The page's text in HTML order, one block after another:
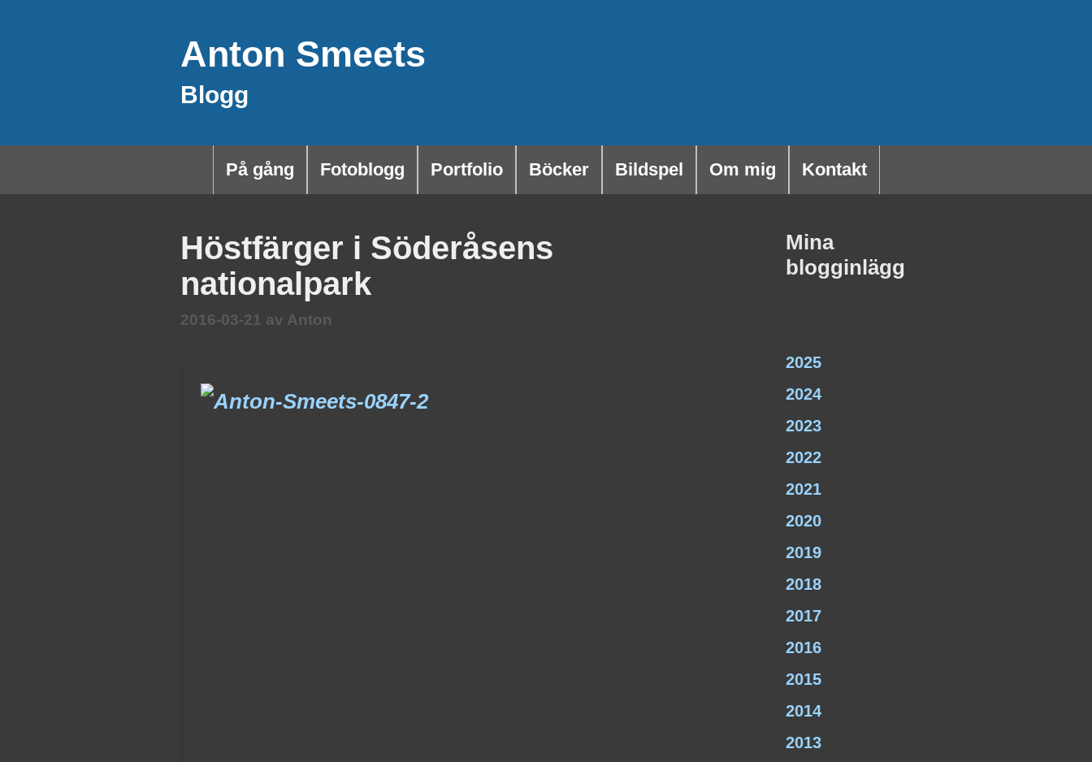
Anton Smeets
Blogg
På gång Fotoblogg Portfolio Böcker Bildspel Om mig Kontakt
Höstfärger i Söderåsens
nationalpark
2016-03-21 av Anton
Mina
blogginlägg
2025
2024
2023
2022
2021
2020
2019
2018
2017
2016
2015
2014
2013